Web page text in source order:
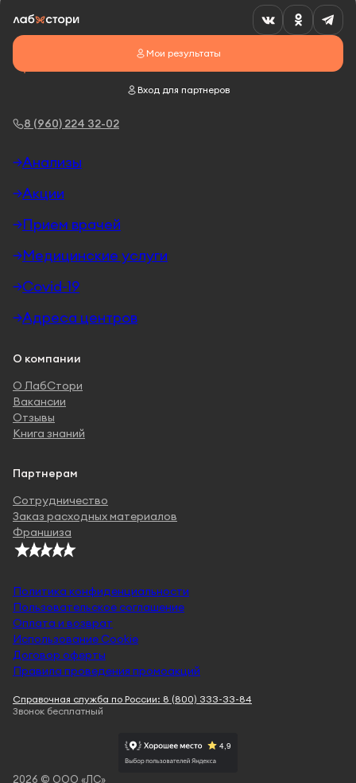
8 (960) 224 32-02
Мои результаты
Вход для партнеров
Анализы
Акции
Прием врачей
Медицинские услуги
Covid-19
Адреса центров
О компании
О ЛабСтори
Вакансии
Отзывы
Книга знаний
Партнерам
Сотрудничество
Заказ расходных материалов
Франшиза
Политика конфиденциальности
Пользовательское соглашение
Оплата и возврат
Использование Cookie
Договор оферты
Правила проведения промоакций
2026 © ООО «ЛС»
Справочная служба по России: 8 (800) 333-33-84
Звонок бесплатный